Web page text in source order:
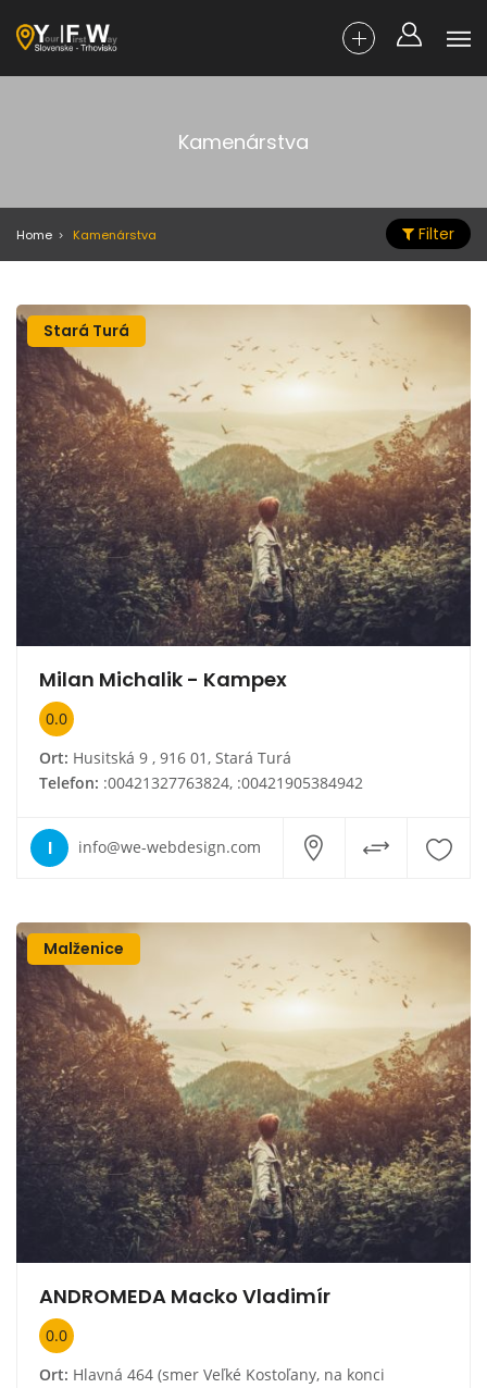
Kamenárstva
Home Kamenárstva Filter
Stará Turá
Milan Michalik - Kampex
0.0
Ort: Husitská 9 , 916 01, Stará Turá
Telefon: :00421327763824, :00421905384942
I info@we-webdesign.com
Malženice
ANDROMEDA Macko Vladimír
0.0
Ort: Hlavná 464 (smer Veľké Kostoľany, na konci